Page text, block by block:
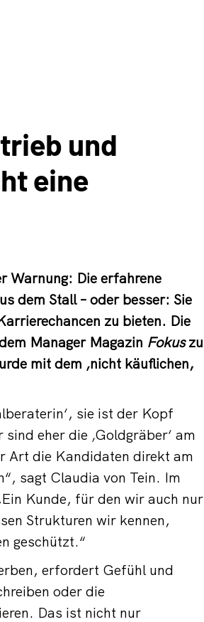
und
eine
Warnung: Die erfahrene
dem Stall – oder besser: Sie
zu bieten. Die
Manager Magazin Fokuszu
mit dem ‚nicht käuflichen,
sie ist der Kopf
eher die ‚Goldgräber‘ am
Art die Kandidaten direkt am
sagt Claudia von Tein. Im
Kunde, für den wir auch nur
Strukturen wir kennen,
geschützt.“
erfordert Gefühl und
oder die
Das ist nicht nur